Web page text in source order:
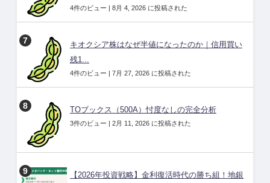
4件のビュー | 8月 4, 2026 に投稿された
キオクシア株はなぜ半値になったのか｜信用買い
残1...
4件のビュー | 7月 27, 2026 に投稿された
TOブックス（500A）忖度なしの完全分析
3件のビュー | 2月 11, 2026 に投稿された
【2026年投資戦略】金利復活時代の勝ち組！地銀